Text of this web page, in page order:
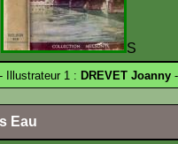
S
Illustrateur 1 : DREVET Joanny
Eau